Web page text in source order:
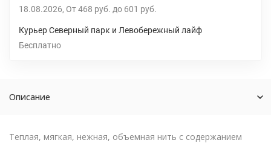
18.08.2026 От 468 руб. до 601 руб.
Курьер Северный парк и Левобережный лайф
Бесплатно
Описание
Теплая, мягкая, нежная, объемная нить с содержанием